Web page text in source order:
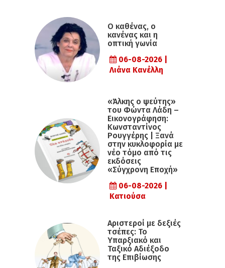
Ο καθένας, ο
κανένας και η
οπτική γωνία
06-08-2026 |
Λιάνα Κανέλλη
«Άλκης ο ψεύτης»
του Φώντα Λάδη –
Εικονογράφηση:
Κωνσταντίνος
Ρουγγέρης | Ξανά
στην κυκλοφορία με
νέο τόμο από τις
εκδόσεις
«Σύγχρονη Εποχή»
06-08-2026 |
Κατιούσα
Αριστεροί με δεξιές
τσέπες: Το
Υπαρξιακό και
Ταξικό Αδιέξοδο
της Επιβίωσης